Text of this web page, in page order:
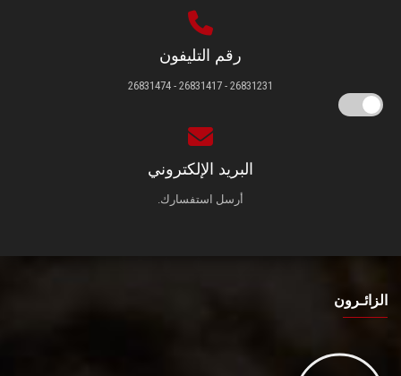
رقم التليفون
26831231 - 26831417 - 26831474
البريد الإلكتروني
أرسل استفسارك.
الزائـرون